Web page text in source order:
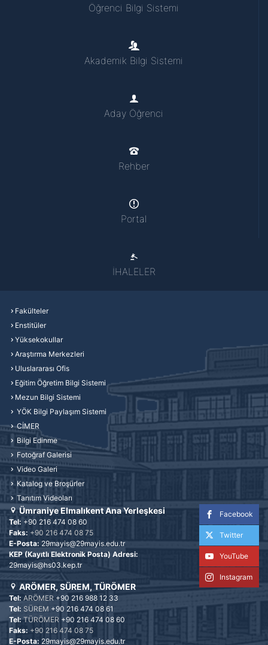
Öğrenci Bilgi Sistemi
Akademik Bilgi Sistemi
Aday Öğrenci
Rehber
Portal
İHALELER
Fakülteler
Enstitüler
Yüksekokullar
Araştırma Merkezleri
Uluslararası Ofis
Eğitim Öğretim Bilgi Sistemi
Mezun Bilgi Sistemi
YÖK Bilgi Paylaşım Sistemi
CİMER
Bilgi Edinme
Fotoğraf Galerisi
Video Galeri
Katalog ve Broşürler
Tanıtım Videoları
Facebook
Twitter
YouTube
Instagram
Ümraniye Elmalıkent Ana Yerleşkesi
Tel: +90 216 474 08 60
Faks: +90 216 474 08 75
E-Posta: 29mayis@29mayis.edu.tr
KEP (Kayıtlı Elektronik Posta) Adresi:
29mayis@hs03.kep.tr
ARÖMER, SÜREM, TÜRÖMER
Tel: ARÖMER +90 216 988 12 33
Tel: SÜREM +90 216 474 08 61
Tel:TÜRÖMER +90 216 474 08 60
Faks: +90 216 474 08 75
E-Posta: 29mayis@29mayis.edu.tr